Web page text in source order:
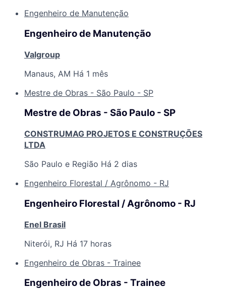
Engenheiro de Manutenção
Engenheiro de Manutenção
Valgroup
Manaus, AM Há 1 mês
Mestre de Obras - São Paulo - SP
Mestre de Obras - São Paulo - SP
CONSTRUMAG PROJETOS E CONSTRUÇÕES
LTDA
São Paulo e Região Há 2 dias
Engenheiro Florestal / Agrônomo - RJ
Engenheiro Florestal / Agrônomo - RJ
Enel Brasil
Niterói, RJ Há 17 horas
Engenheiro de Obras - Trainee
Engenheiro de Obras - Trainee